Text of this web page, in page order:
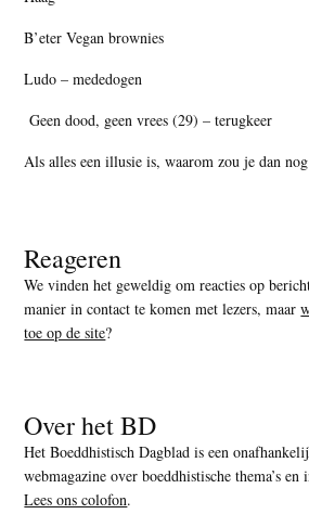
B’eter Vegan brownies
Ludo – mededogen
Geen dood, geen vrees (29) – terugkeer
Als alles een illusie is, waarom zou je dan
Reageren
We vinden het geweldig om reacties op
manier in contact te komen met lezers, maar
toe op de site?
Over het BD
Het Boeddhistisch Dagblad is een
webmagazine over boeddhistische thema’s en
Lees ons colofon.